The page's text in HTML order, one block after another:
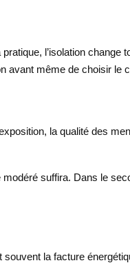
l’isolation change
avant même de choisir le
la qualité des
suffira. Dans le
la facture